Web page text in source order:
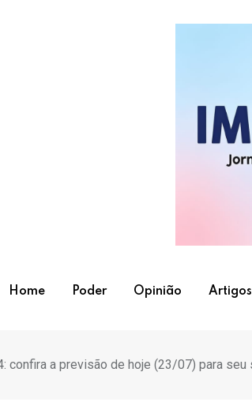
Home Poder Opinião Artigos
confira a previsão de hoje (23/07) para seu